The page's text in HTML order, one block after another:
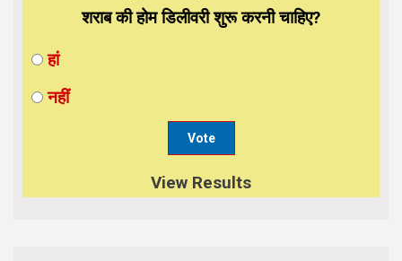
शराब की होम डिलीवरी शुरू करनी चाहिए?
हां
नहीं
View Results